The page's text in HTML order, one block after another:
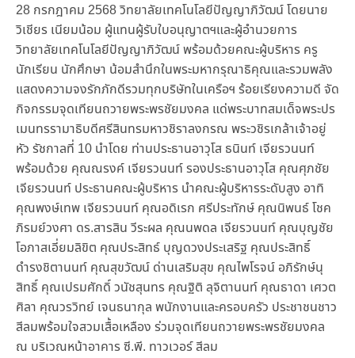
28 กรกฎาคม 2568 วิทยาลัยเทคโนโลยีปัญญาภิวัฒน์ โดยนาย
วิเชียร เนียมน้อม ผู้แทนผู้รับใบอนุญาตฯและผู้อำนวยการ
วิทยาลัยเทคโนโลยีปัญญาภิวัฒน์ พร้อมด้วยคณะผู้บริหาร ครู
นักเรียน นักศึกษา น้อมสำนึกในพระมหากรุณาธิคุณและรวมพลัง
แสดงความจงรักภักดีรวมทุกบริษัทในเครือฯ ร้อยเรียงความดี จัด
กิจกรรมจุดเทียนถวายพระพรชัยมงคล แด่พระบาทสมเด็จพระปร
เมนทรรามาธิบดีศรีสินทรมหาวชิราลงกรณ พระวชิรเกล้าเจ้าอยู่
หัว รัชกาลที่ 10 นำโดย ท่านประธานอาวุโส ธนินท์ เจียรวนนท์
พร้อมด้วย คุณณรงค์ เจียรวนนท์ รองประธานอาวุโส คุณศุภชัย
เจียรวนนท์ ประธานคณะผู้บริหาร นำคณะผู้บริหารระดับสูง อาทิ
คุณพงษ์เทพ เจียรวนนท์ คุณอดิเรก ศรีประทักษ์ คุณนิพนธ์ โชค
ภิรมย์วงศา ดร.สารสิน วีระผล คุณนพดล เจียรวนนท์ คุณบุญชัย
โอภาสเอี่ยมลิขิต คุณประสิทธ์ บุญดวงประเสริฐ คุณประสิทธิ์
ดำรงชิตานนท์ คุณสุขวัฒน์ ด่านเสริมสุข คุณไพโรจน์ อภิรักษ์นุ
สิทธิ์ คุณเปรมศักดิ์ วนัชสุนทร คุณฐิติ ลุจิตานนท์ คุณธาดา เศวต
ศิลา คุณวรวิทย์ เจนธนากุล พนักงานและครอบครัว ประชาชนชาว
สีลมพร้อมใจสวมเสื้อเหลือง ร่วมจุดเทียนถวายพระพรชัยมงคล
ณ บริเวณหน้าอาคาร ซี.พี. ทาวเวอร์ สีลม